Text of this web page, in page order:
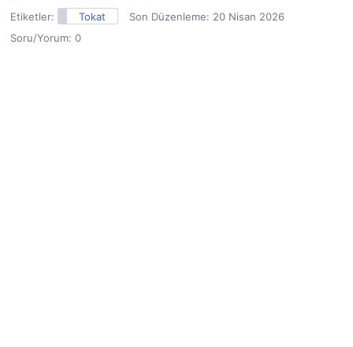
Etiketler: Tokat Son Düzenleme: 20 Nisan 2026
Soru/Yorum: 0